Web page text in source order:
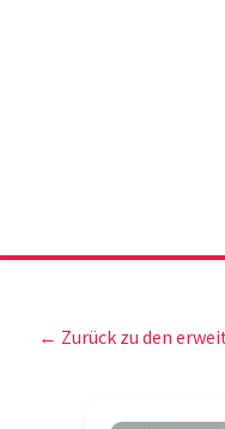
← Zurück zu den